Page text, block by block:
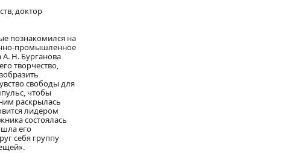
доктор
познакомился на
промышленное
А. Н. Бурганова
творчество,
свободы для
чтобы
раскрылась
лидером
состоялась
его
себя группу